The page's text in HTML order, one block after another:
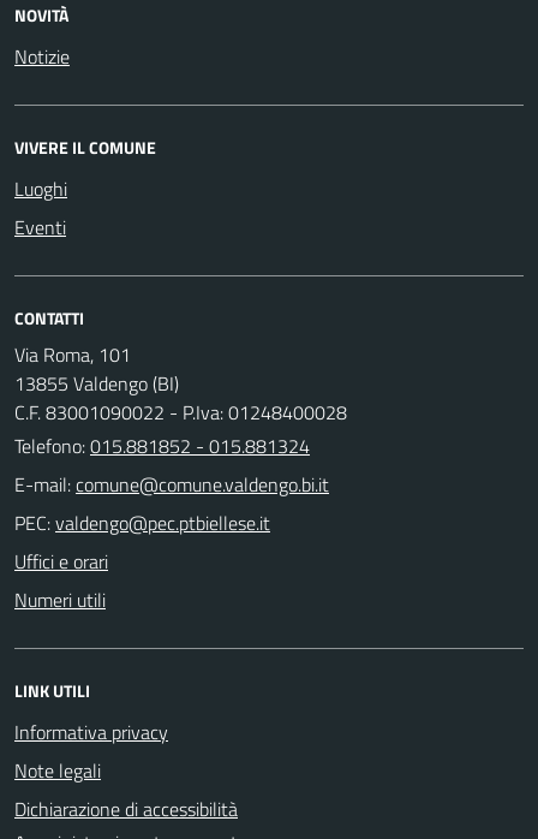
NOVITÀ
Notizie
VIVERE IL COMUNE
Luoghi
Eventi
CONTATTI
Via Roma, 101
13855 Valdengo (BI)
C.F. 83001090022 - P.Iva: 01248400028
Telefono:015.881852 - 015.881324
E-mail:
PEC:
Uffici e orari
Numeri utili
LINK UTILI
Informativa privacy
Note legali
Dichiarazione di accessibilità